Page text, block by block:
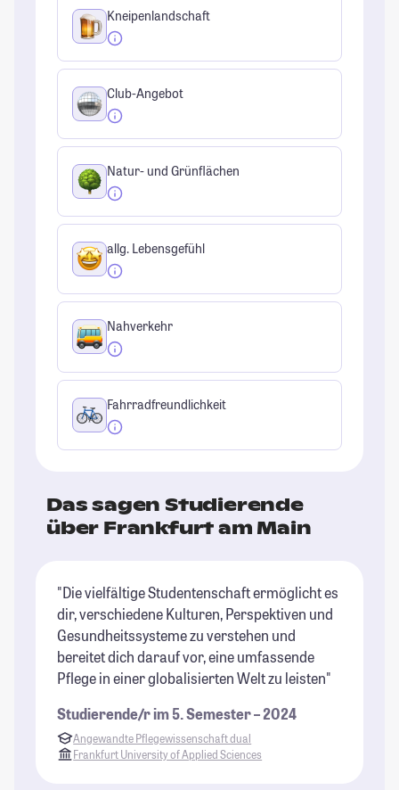
Kneipenlandschaft
Club-Angebot
Natur- und Grünflächen
allg. Lebensgefühl
Nahverkehr
Fahrradfreundlichkeit
Das sagen Studierende
über Frankfurt am Main
"Die vielfältige Studentenschaft ermöglicht es
dir, verschiedene Kulturen, Perspektiven und
Gesundheitssysteme zu verstehen und
bereitet dich darauf vor, eine umfassende
Pflege in einer globalisierten Welt zu leisten"
Studierende/r im 5. Semester – 2024
Angewandte Pflegewissenschaft dual
Frankfurt University of Applied Sciences